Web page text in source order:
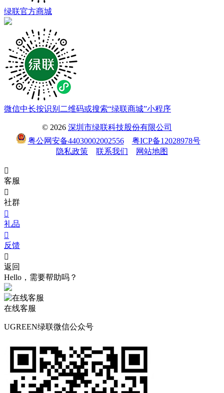
绿联官方商城
微信中长按识别二维码或搜索“绿联商城”小程序
© 2026 深圳市绿联科技股份有限公司
粤公网安备44030002002556
粤ICP备12028978号
隐私政策
联系我们 网站地图

客服

社群

礼品

反馈

返回
Hello，需要帮助吗？
在线客服
UGREEN绿联微信公众号